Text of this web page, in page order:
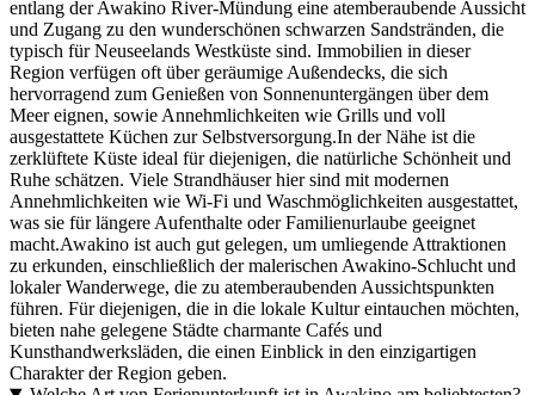
entlang der Awakino River-Mündung eine atemberaubende Aussicht
und Zugang zu den wunderschönen schwarzen Sandstränden, die
typisch für Neuseelands Westküste sind. Immobilien in dieser
Region verfügen oft über geräumige Außendecks, die sich
hervorragend zum Genießen von Sonnenuntergängen über dem
Meer eignen, sowie Annehmlichkeiten wie Grills und voll
ausgestattete Küchen zur Selbstversorgung.In der Nähe ist die
zerklüftete Küste ideal für diejenigen, die natürliche Schönheit und
Ruhe schätzen. Viele Strandhäuser hier sind mit modernen
Annehmlichkeiten wie Wi-Fi und Waschmöglichkeiten ausgestattet,
was sie für längere Aufenthalte oder Familienurlaube geeignet
macht.Awakino ist auch gut gelegen, um umliegende Attraktionen
zu erkunden, einschließlich der malerischen Awakino-Schlucht und
lokaler Wanderwege, die zu atemberaubenden Aussichtspunkten
führen. Für diejenigen, die in die lokale Kultur eintauchen möchten,
bieten nahe gelegene Städte charmante Cafés und
Kunsthandwerksläden, die einen Einblick in den einzigartigen
Charakter der Region geben.